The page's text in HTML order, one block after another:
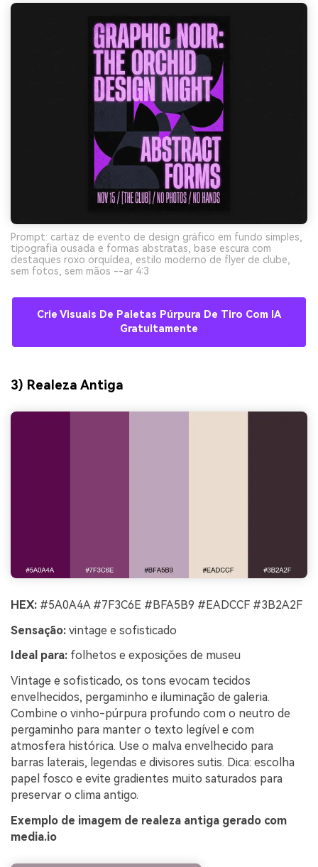
Prompt: cartaz de evento de design gráfico em fundo simples,
tipografia ousada e formas abstratas, base escura com
destaques roxo orquídea, estilo moderno de flyer de clube,
sem fotos, sem mãos --ar 4:3
Crie Visuais De Paletas Púrpura De Tiro Com IA
Gratuitamente
3) Realeza Antiga
HEX: #5A0A4A #7F3C6E #BFA5B9 #EADCCF #3B2A2F
Sensação: vintage e sofisticado
Ideal para: folhetos e exposições de museu
Vintage e sofisticado, os tons evocam tecidos
envelhecidos, pergaminho e iluminação de galeria.
Combine o vinho-púrpura profundo com o neutro de
pergaminho para manter o texto legível e com
atmosfera histórica. Use o malva envelhecido para
barras laterais, legendas e divisores sutis. Dica: escolha
papel fosco e evite gradientes muito saturados para
preservar o clima antigo.
Exemplo de imagem de realeza antiga gerado com
media.io